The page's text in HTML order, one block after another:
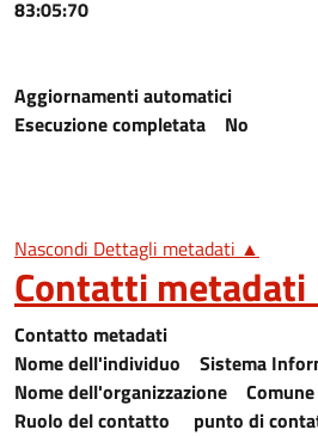
83:05:70
Aggiornamenti automatici
Esecuzione completata No
Nascondi Dettagli metadati ▲
Contatti metadati
Contatto metadati
Nome dell'individuo Sistema
Nome dell'organizzazione
Ruolo del contatto punto di